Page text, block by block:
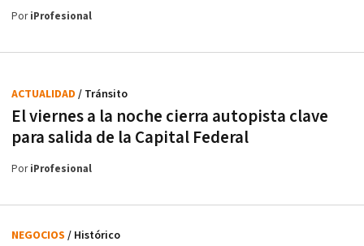
PoriProfesional
El viernes a la noche cierra autopista clave
para salida de la Capital Federal
ACTUALIDAD / Tránsito
PoriProfesional
NEGOCIOS / Histórico